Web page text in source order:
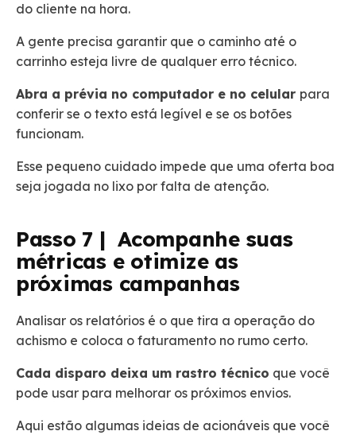
do cliente na hora.
A gente precisa garantir que o caminho até o
carrinho esteja livre de qualquer erro técnico.
Abra a prévia no computador e no celular para
conferir se o texto está legível e se os botões
funcionam.
Esse pequeno cuidado impede que uma oferta boa
seja jogada no lixo por falta de atenção.
Passo 7 | Acompanhe suas
métricas e otimize as
próximas campanhas
Analisar os relatórios é o que tira a operação do
achismo e coloca o faturamento no rumo certo.
Cada disparo deixa um rastro técnico que você
pode usar para melhorar os próximos envios.
Aqui estão algumas ideias de acionáveis que você